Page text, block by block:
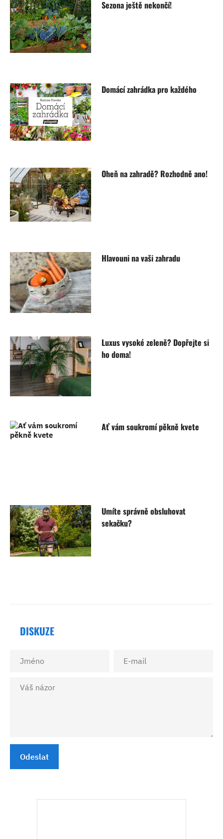
Sezona ještě nekončí!
Domácí zahrádka pro každého
Oheň na zahradě? Rozhodně ano!
Hlavouni na vaši zahradu
Luxus vysoké zeleně? Dopřejte si
ho doma!
Ať vám soukromí pěkně kvete
Umíte správně obsluhovat
sekačku?
DISKUZE
Odeslat